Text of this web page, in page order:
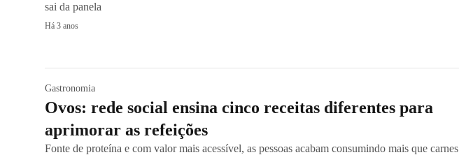
sai da panela
Há 3 anos
Gastronomia
Ovos: rede social ensina cinco receitas diferentes para
aprimorar as refeições
Fonte de proteína e com valor mais acessível, as pessoas acabam consumindo mais que carnes